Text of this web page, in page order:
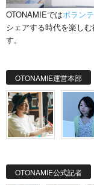
OTONAMIEではボラン
シェアする時代を楽し
す。
OTONAMIE運営本部
OTONAMIE公式記者